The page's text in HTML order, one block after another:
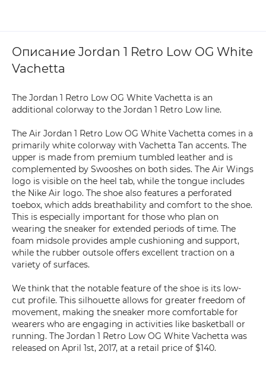
Описание Jordan 1 Retro Low OG White
Vachetta
The Jordan 1 Retro Low OG White Vachetta is an
additional colorway to the Jordan 1 Retro Low line.
The Air Jordan 1 Retro Low OG White Vachetta comes in a
primarily white colorway with Vachetta Tan accents. The
upper is made from premium tumbled leather and is
complemented by Swooshes on both sides. The Air Wings
logo is visible on the heel tab, while the tongue includes
the Nike Air logo. The shoe also features a perforated
toebox, which adds breathability and comfort to the shoe.
This is especially important for those who plan on
wearing the sneaker for extended periods of time. The
foam midsole provides ample cushioning and support,
while the rubber outsole offers excellent traction on a
variety of surfaces.
We think that the notable feature of the shoe is its low-
cut profile. This silhouette allows for greater freedom of
movement, making the sneaker more comfortable for
wearers who are engaging in activities like basketball or
running. The Jordan 1 Retro Low OG White Vachetta was
released on April 1st, 2017, at a retail price of $140.